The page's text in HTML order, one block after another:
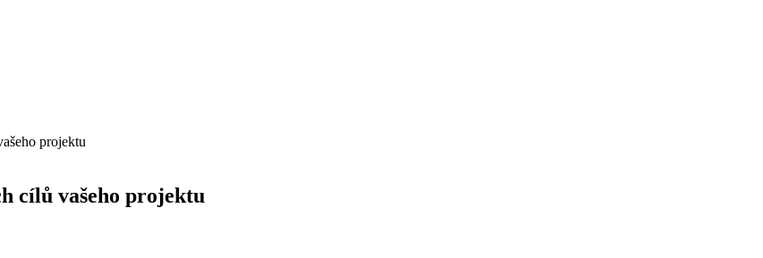
projektu
cílů vašeho projektu